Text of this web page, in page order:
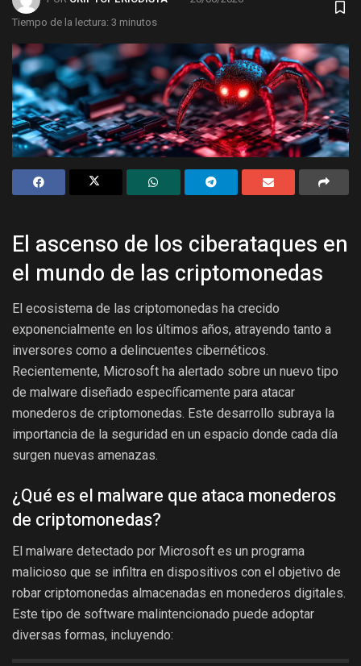
Tiempo de la lectura: 3 minutos
El ascenso de los ciberataques en
el mundo de las criptomonedas
El ecosistema de las criptomonedas ha crecido
exponencialmente en los últimos años, atrayendo tanto a
inversores como a delincuentes cibernéticos.
Recientemente, Microsoft ha alertado sobre un nuevo tipo
de malware diseñado específicamente para atacar
monederos de criptomonedas. Este desarrollo subraya la
importancia de la seguridad en un espacio donde cada día
surgen nuevas amenazas.
¿Qué es el malware que ataca monederos
de criptomonedas?
El malware detectado por Microsoft es un programa
malicioso que se infiltra en dispositivos con el objetivo de
robar criptomonedas almacenadas en monederos digitales.
Este tipo de software malintencionado puede adoptar
diversas formas, incluyendo: